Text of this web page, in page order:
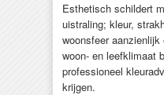
Esthetisch schildert
uistraling; kleur,
woonsfeer
woon- en leefklimaat
professioneel
krijgen.